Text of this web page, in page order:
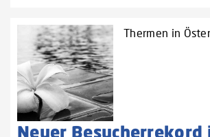
Thermen in
Neuer Besucherrekord